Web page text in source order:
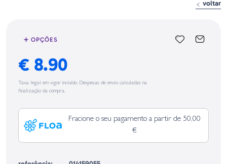
voltar
➕ OPÇÕES
€ 8.90
Taxa legal em vigor incluído. Despesas de envio calculadas na
finalização da compra.
Fracione o seu pagamento a partir de 50,00
€